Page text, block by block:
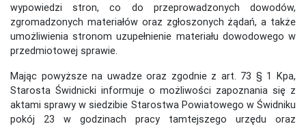
wypowiedzi stron, co do przeprowadzonych dowodów,
zgromadzonych materiałów oraz zgłoszonych żądań, a także
umożliwienia stronom uzupełnienie materiału dowodowego w
przedmiotowej sprawie.
Mając powyższe na uwadze oraz zgodnie z art. 73 § 1 Kpa,
Starosta Świdnicki informuje o możliwości zapoznania się z
aktami sprawy w siedzibie Starostwa Powiatowego w Świdniku
pokój 23 w godzinach pracy tamtejszego urzędu oraz